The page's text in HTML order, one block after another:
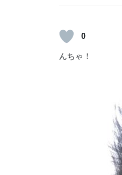
0
んちゃ！